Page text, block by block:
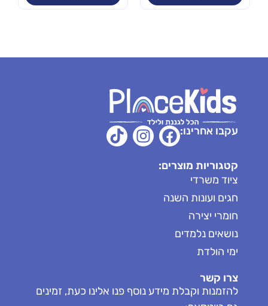
עקבו אחרינו:
קטגוריות מוצרים:
ציוד משרדי
חגים ועונות השנה
חומרי יצירה
נושאים נלמדים
ימי הולדת
צרו קשר
להזמנות וקבלת מידע נוסף פנו אלינו כעת, זמינים